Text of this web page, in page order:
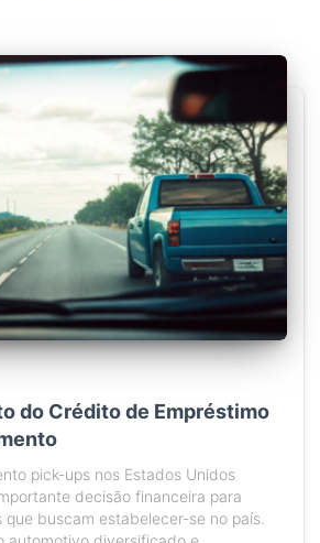
do Crédito de Empréstimo
pick-ups nos Estados Unidos
decisão financeira para
que buscam estabelecer-se no país.